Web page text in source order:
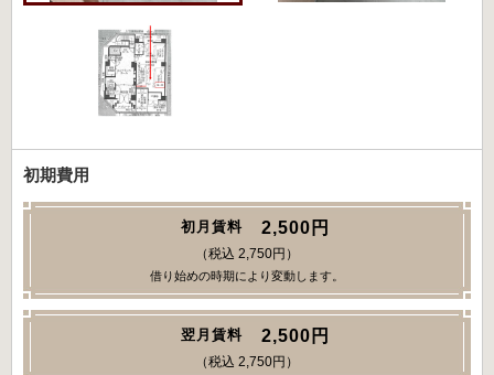
初期費用
初月賃料 2,500円
（税込 2,750円）
借り始めの時期により変動します。
翌月賃料 2,500円
（税込 2,750円）